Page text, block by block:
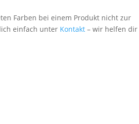
Farben bei einem Produkt nicht zur
einfach unter Kontakt – wir helfen dir